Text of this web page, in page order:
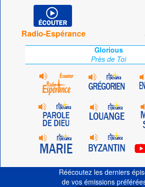
Radio-Espérance
Glorious
Près de Toi
Réécoutez les derniers
de vos émissions